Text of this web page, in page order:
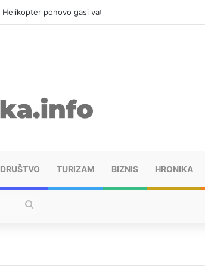
Helikopter ponovo gasi vatru u selima kod Trebinja
DRUŠTVO TURIZAM BIZNIS HRONIKA